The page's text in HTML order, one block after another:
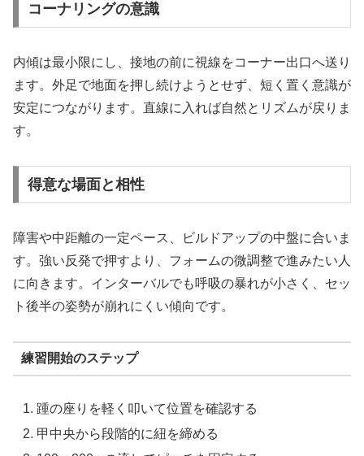
コーナリングの意識
内傾は最小限にし、接地の前に視線をコーナー出口へ送り
ます。外足で地面を押し続けようとせず、短く置く意識が
安定につながります。直線に入れば自然とリズムが戻りま
す。
得意な場面と相性
障害や中距離の一定ペース、ビルドアップの中盤に合いま
す。強い反発で押すより、フォームの微調整で進みたい人
に向きます。インターバルでも呼吸の暴れが小さく、セッ
ト後半の姿勢が崩れにくい傾向です。
練習開始のステップ
踵の座りを軽く叩いて位置を確認する
甲中央から段階的に紐を締める